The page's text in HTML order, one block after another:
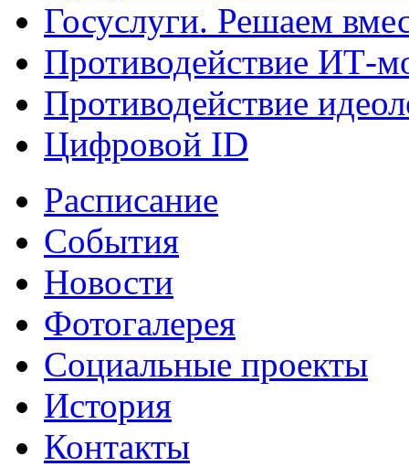
Госуслуги. Решаем
Противодействие ИТ-
Противодействие
Цифровой ID
Расписание
События
Новости
Фотогалерея
Социальные проекты
История
Контакты